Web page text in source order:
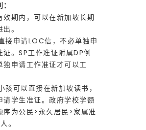
效期内，可以在新加坡长期
。
接申请LOC信，不必单独申
证。SP工作准证附属DP例
独申请工作准证才可以工
孩可以直接在新加坡读书，
请学生准证。政府学校学额
序为公民>永久居民>家属准
。